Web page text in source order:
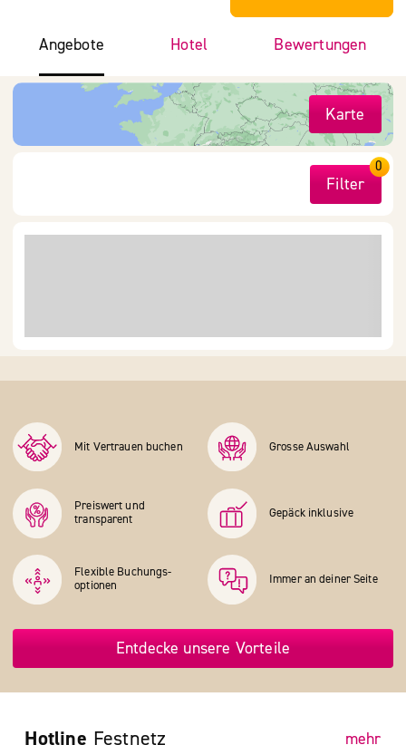
Angebote Hotel Bewertungen
Karte
Filter
0
Mit Vertrauen buchen Grosse Auswahl
Preiswert und
transparent
Gepäck inklusive
Flexible Buchungs­
optionen
Immer an deiner Seite
Entdecke unsere Vorteile
Hotline Festnetz mehr